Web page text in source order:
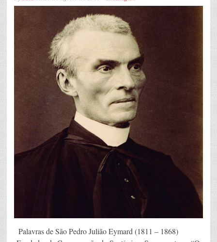
Palavras de São Pedro Julião Eymard (1811 – 1868)